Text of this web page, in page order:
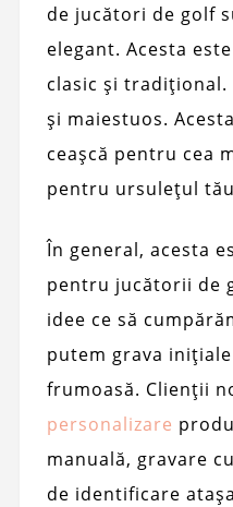
de jucători de golf
elegant. Acesta
clasic și
și maiestuos.
ceașcă pentru cea
pentru ursulețul
În general, acesta
pentru jucătorii de
idee ce să
putem grava
frumoasă. Clienții
personalizare
manuală, gravare
de identificare